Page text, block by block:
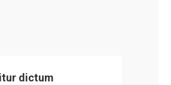
dictum